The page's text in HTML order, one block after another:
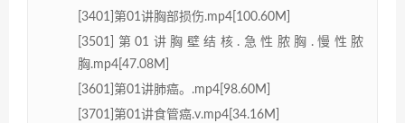
[3401]第01讲胸部损伤.mp4[100.60M]
[3501]第01讲胸壁结核.急性脓胸.慢性脓
胸.mp4[47.08M]
[3601]第01讲肺癌。.mp4[98.60M]
[3701]第01讲食管癌.v.mp4[34.16M]